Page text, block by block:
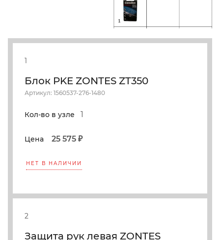
1
Блок PKE ZONTES ZT350
Артикул: 1560537-276-1480
Кол-во в узле 1
Цена 25 575 ₽
НЕТ В НАЛИЧИИ
2
Защита рук левая ZONTES